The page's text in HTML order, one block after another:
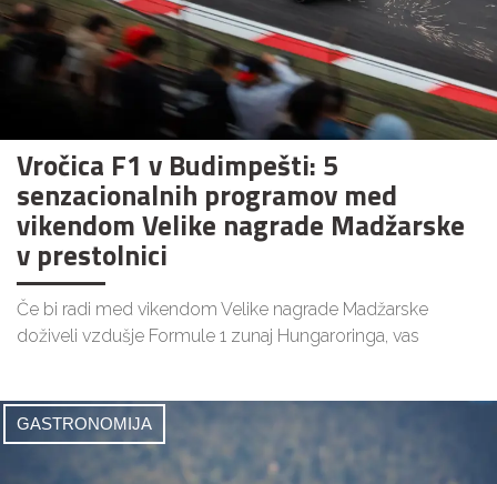
Vročica F1 v Budimpešti: 5
senzacionalnih programov med
vikendom Velike nagrade Madžarske
v prestolnici
Če bi radi med vikendom Velike nagrade Madžarske
doživeli vzdušje Formule 1 zunaj Hungaroringa, vas
GASTRONOMIJA